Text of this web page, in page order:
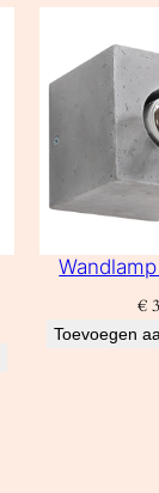
€
Toevoegen